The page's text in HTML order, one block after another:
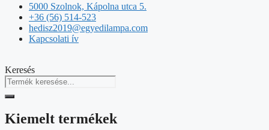
5000 Szolnok, Kápolna utca 5.
+36 (56) 514-523
hedisz2019@egyedilampa.com
Kapcsolati ív
Keresés
Kiemelt termékek